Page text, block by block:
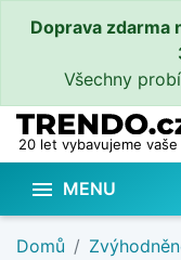
Doprava zdarma
Všechny
20 let vybavujeme
 MENU
Domů